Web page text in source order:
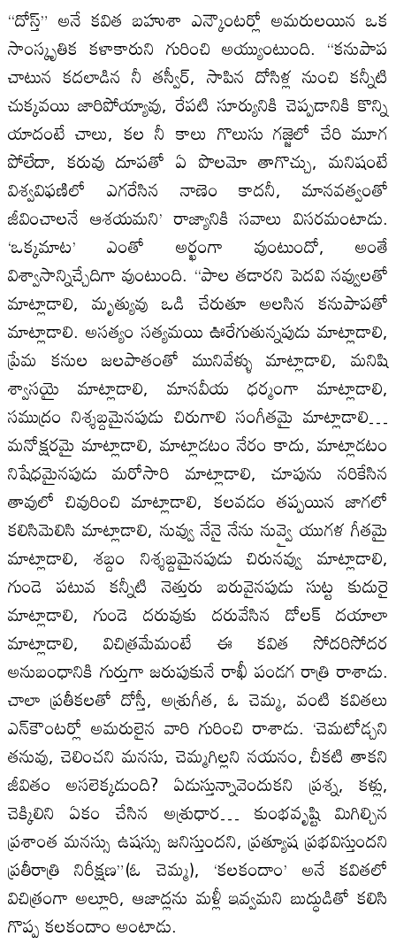
“దోస్త్” అనే కవిత బహుశా ఎన్కౌంటర్లో అమరులయిన ఒక
సాంస్కృతిక కళాకారుని గురించి అయ్యుంటుంది. “కనుపాప
చాటున కదలాడిన నీ తస్వీర్, సాపిన దోసిళ్ల నుంచి కన్నీటి
చుక్కవయి జారిపోయ్యావు, రేపటి సూర్యునికి చెప్పడానికి కొన్ని
యాదంటే చాలు, కల నీ కాలు గొలుసు గజ్జెలో చేరి మూగ
పోలేదా, కరువు దూపతో ఏ పొలమో తాగొచ్చు, మనిషంటే
విశ్వవిఫణిలో ఎగరేసిన నాణెం కాదనీ, మానవత్వంతో
జీవించాలనే ఆశయమని’ రాజ్యానికి సవాలు విసరమంటాడు.
‘ఒక్కమాట’ ఎంతో అర్ఖంగా వుంటుందో, అంతే
విశ్వాసాన్నిచ్చేదిగా వుంటుంది. “పాల తడారని పెదవి నవ్వులతో
మాట్లాడాలి, మృత్యువు ఒడి చేరుతూ అలసిన కనుపాపతో
మాట్లాడాలి. అసత్యం సత్యమయి ఊరేగుతున్నపుడు మాట్లాడాలి,
ప్రేమ కనుల జలపాతంతో మునివేళ్ళు మాట్లాడాలి, మనిషి
శ్వాసయై మాట్లాడాలి, మానవీయ ధర్మంగా మాట్లాడాలి,
సముద్రం నిశ్శబ్దమైనపుడు చిరుగాలి సంగీతమై మాట్లాడాలి…
మనోక్షరమై మాట్లాడాలి, మాట్లాడటం నేరం కాదు, మాట్లాడటం
నిషేధమైనపుడు మరోసారి మాట్లాడాలి, చూపును నరికేసిన
తావులో చివురించి మాట్లాడాలి, కలవడం తప్పయిన జాగలో
కలిసిమెలిసి మాట్లాడాలి, నువ్వు నేనై నేను నువ్వై యుగళ గీతమై
మాట్లాడాలి, శబ్దం నిశ్శబ్దమైనపుడు చిరునవ్వు మాట్లాడాలి,
గుండె పటువ కన్నీటి నెత్తురు బరువైనపుడు సుట్ట కుదురై
మాట్లాడాలి, గుండె దరువుకు దరువేసిన డోలక్ దయాలా
మాట్లాడాలి, విచిత్రమేమంటే ఈ కవిత సోదరిసోదర
అనుబంధానికి గుర్తుగా జరుపుకునే రాఖీ పండగ రాత్రి రాశాడు.
చాలా ప్రతీకలతో దోస్తీ, అశ్రుగీత, ఓ చెమ్మ, వంటి కవితలు
ఎన్‌కౌంటర్లో అమరులైన వారి గురించి రాశాడు. ‘చెమటోడ్చని
తనువు, చెలించని మనసు, చెమ్మగిల్లని నయనం, చీకటి తాకని
జీవితం అసలెక్కడుంది? ఏడుస్తున్నావెందుకని ప్రశ్న, కళ్లు,
చెక్కిలిని ఏకం చేసిన అశ్రుధార… కుంభవృష్టి మిగిల్చిన
ప్రశాంత మనస్సు ఉషస్సు జనిస్తుందని, ప్రత్యూష ప్రభవిస్తుందని
ప్రతీరాత్రి నిరీక్షణ”(ఓ చెమ్మ), ‘కలకందాం’ అనే కవితలో
విచిత్రంగా అల్లూరి, ఆజాద్లను మళ్లీ ఇవ్వమని బుద్ధుడితో కలిసి
గొప్ప కలకందాం అంటాడు.